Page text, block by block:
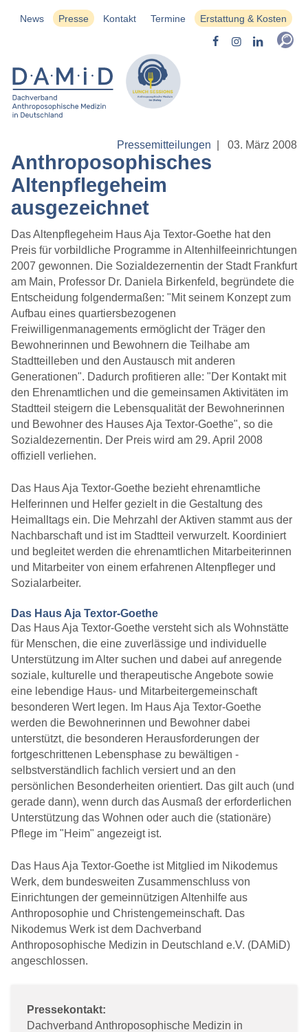
News Presse Kontakt Termine Erstattung & Kosten
Pressemitteilungen |03. März 2008
Anthroposophisches
Altenpflegeheim
ausgezeichnet
Das Altenpflegeheim Haus Aja Textor-Goethe hat den
Preis für vorbildliche Programme in Altenhilfeeinrichtungen
2007 gewonnen. Die Sozialdezernentin der Stadt Frankfurt
am Main, Professor Dr. Daniela Birkenfeld, begründete die
Entscheidung folgendermaßen: "Mit seinem Konzept zum
Aufbau eines quartiersbezogenen
Freiwilligenmanagements ermöglicht der Träger den
Bewohnerinnen und Bewohnern die Teilhabe am
Stadtteilleben und den Austausch mit anderen
Generationen". Dadurch profitieren alle: "Der Kontakt mit
den Ehrenamtlichen und die gemeinsamen Aktivitäten im
Stadtteil steigern die Lebensqualität der Bewohnerinnen
und Bewohner des Hauses Aja Textor-Goethe", so die
Sozialdezernentin. Der Preis wird am 29. April 2008
offiziell verliehen.
Das Haus Aja Textor-Goethe bezieht ehrenamtliche
Helferinnen und Helfer gezielt in die Gestaltung des
Heimalltags ein. Die Mehrzahl der Aktiven stammt aus der
Nachbarschaft und ist im Stadtteil verwurzelt. Koordiniert
und begleitet werden die ehrenamtlichen Mitarbeiterinnen
und Mitarbeiter von einem erfahrenen Altenpfleger und
Sozialarbeiter.
Das Haus Aja Textor-Goethe
Das Haus Aja Textor-Goethe versteht sich als Wohnstätte
für Menschen, die eine zuverlässige und individuelle
Unterstützung im Alter suchen und dabei auf anregende
soziale, kulturelle und therapeutische Angebote sowie
eine lebendige Haus- und Mitarbeitergemeinschaft
besonderen Wert legen. Im Haus Aja Textor-Goethe
werden die Bewohnerinnen und Bewohner dabei
unterstützt, die besonderen Herausforderungen der
fortgeschrittenen Lebensphase zu bewältigen -
selbstverständlich fachlich versiert und an den
persönlichen Besonderheiten orientiert. Das gilt auch (und
gerade dann), wenn durch das Ausmaß der erforderlichen
Unterstützung das Wohnen oder auch die (stationäre)
Pflege im "Heim" angezeigt ist.
Das Haus Aja Textor-Goethe ist Mitglied im Nikodemus
Werk, dem bundesweiten Zusammenschluss von
Einrichtungen der gemeinnützigen Altenhilfe aus
Anthroposophie und Christengemeinschaft. Das
Nikodemus Werk ist dem Dachverband
Anthroposophische Medizin in Deutschland e.V. (DAMiD)
angeschlossen.
Pressekontakt:
Dachverband Anthroposophische Medizin in